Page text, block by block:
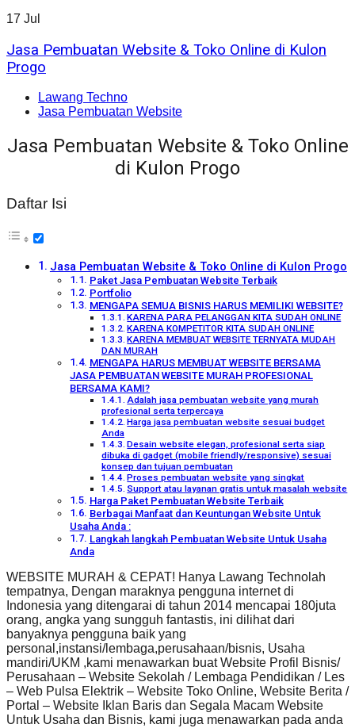
17 Jul
Jasa Pembuatan Website & Toko Online di Kulon
Progo
Lawang Techno
Jasa Pembuatan Website
Jasa Pembuatan Website & Toko Online
di Kulon Progo
Daftar Isi
Jasa Pembuatan Website & Toko Online di Kulon Progo
Paket Jasa Pembuatan Website Terbaik
Portfolio
MENGAPA SEMUA BISNIS HARUS MEMILIKI WEBSITE?
KARENA PARA PELANGGAN KITA SUDAH ONLINE
KARENA KOMPETITOR KITA SUDAH ONLINE
KARENA MEMBUAT WEBSITE TERNYATA MUDAH
DAN MURAH
MENGAPA HARUS MEMBUAT WEBSITE BERSAMA
JASA PEMBUATAN WEBSITE MURAH PROFESIONAL
BERSAMA KAMI?
Adalah jasa pembuatan website yang murah
profesional serta terpercaya
Harga jasa pembuatan website sesuai budget
Anda
Desain website elegan, profesional serta siap
dibuka di gadget (mobile friendly/responsive) sesuai
konsep dan tujuan pembuatan
Proses pembuatan website yang singkat
Support atau layanan gratis untuk masalah website
Harga Paket Pembuatan Website Terbaik
Berbagai Manfaat dan Keuntungan Website Untuk
Usaha Anda :
Langkah langkah Pembuatan Website Untuk Usaha
Anda
WEBSITE MURAH & CEPAT! Hanya Lawang Technolah
tempatnya, Dengan maraknya pengguna internet di
Indonesia yang ditengarai di tahun 2014 mencapai 180juta
orang, angka yang sungguh fantastis, ini dilihat dari
banyaknya pengguna baik yang
personal,instansi/lembaga,perusahaan/bisnis, Usaha
mandiri/UKM ,kami menawarkan buat Website Profil Bisnis/
Perusahaan – Website Sekolah / Lembaga Pendidikan / Les
– Web Pulsa Elektrik – Website Toko Online, Website Berita /
Portal – Website Iklan Baris dan Segala Macam Website
Untuk Usaha dan Bisnis, kami juga menawarkan pada anda